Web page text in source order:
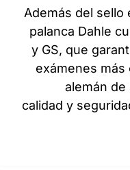
Además del sello
palanca Dahle
y GS, que
exámenes
alemán
calidad y